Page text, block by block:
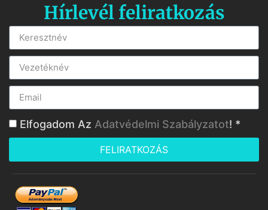
Hírlevél feliratkozás
Elfogadom Az Adatvédelmi Szabályzatot! *
FELIRATKOZÁS